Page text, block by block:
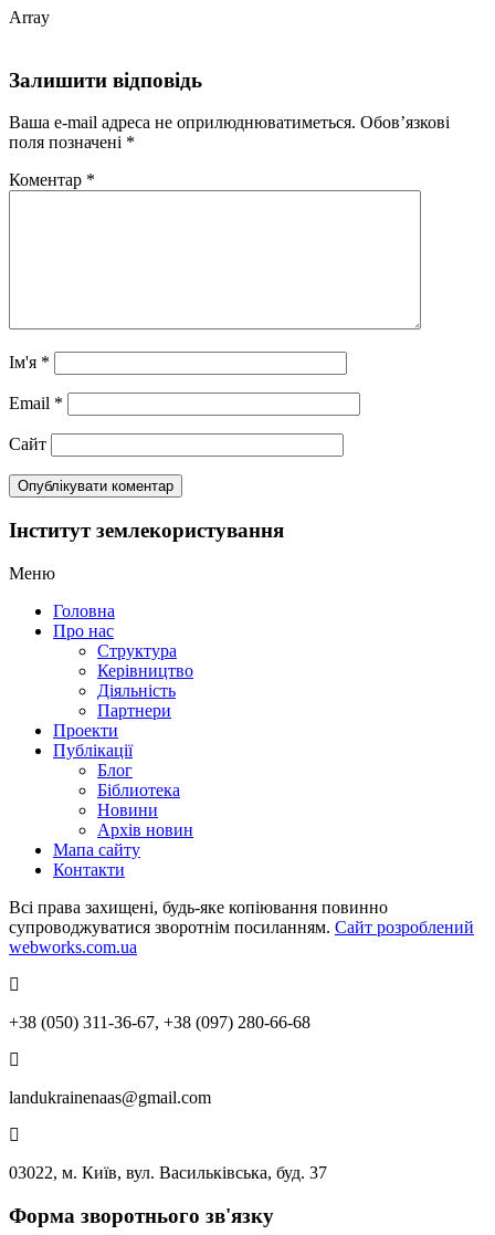
Array
Залишити відповідь
Ваша e-mail адреса не оприлюднюватиметься. Обов’язкові
поля позначені *
Коментар *
Ім'я *
Email *
Сайт
Інститут землекористування
Меню
Головна
Про нас
Структура
Керівництво
Діяльність
Партнери
Проекти
Публікації
Блог
Біблиотека
Новини
Архів новин
Мапа сайту
Контакти
Всі права захищені, будь-яке копіювання повинно
супроводжуватися зворотнім посиланням. Сайт розроблений
webworks.com.ua
+38 (050) 311-36-67, +38 (097) 280-66-68
landukrainenaas@gmail.com
03022, м. Київ, вул. Васильківська, буд. 37
Форма зворотнього зв'язку